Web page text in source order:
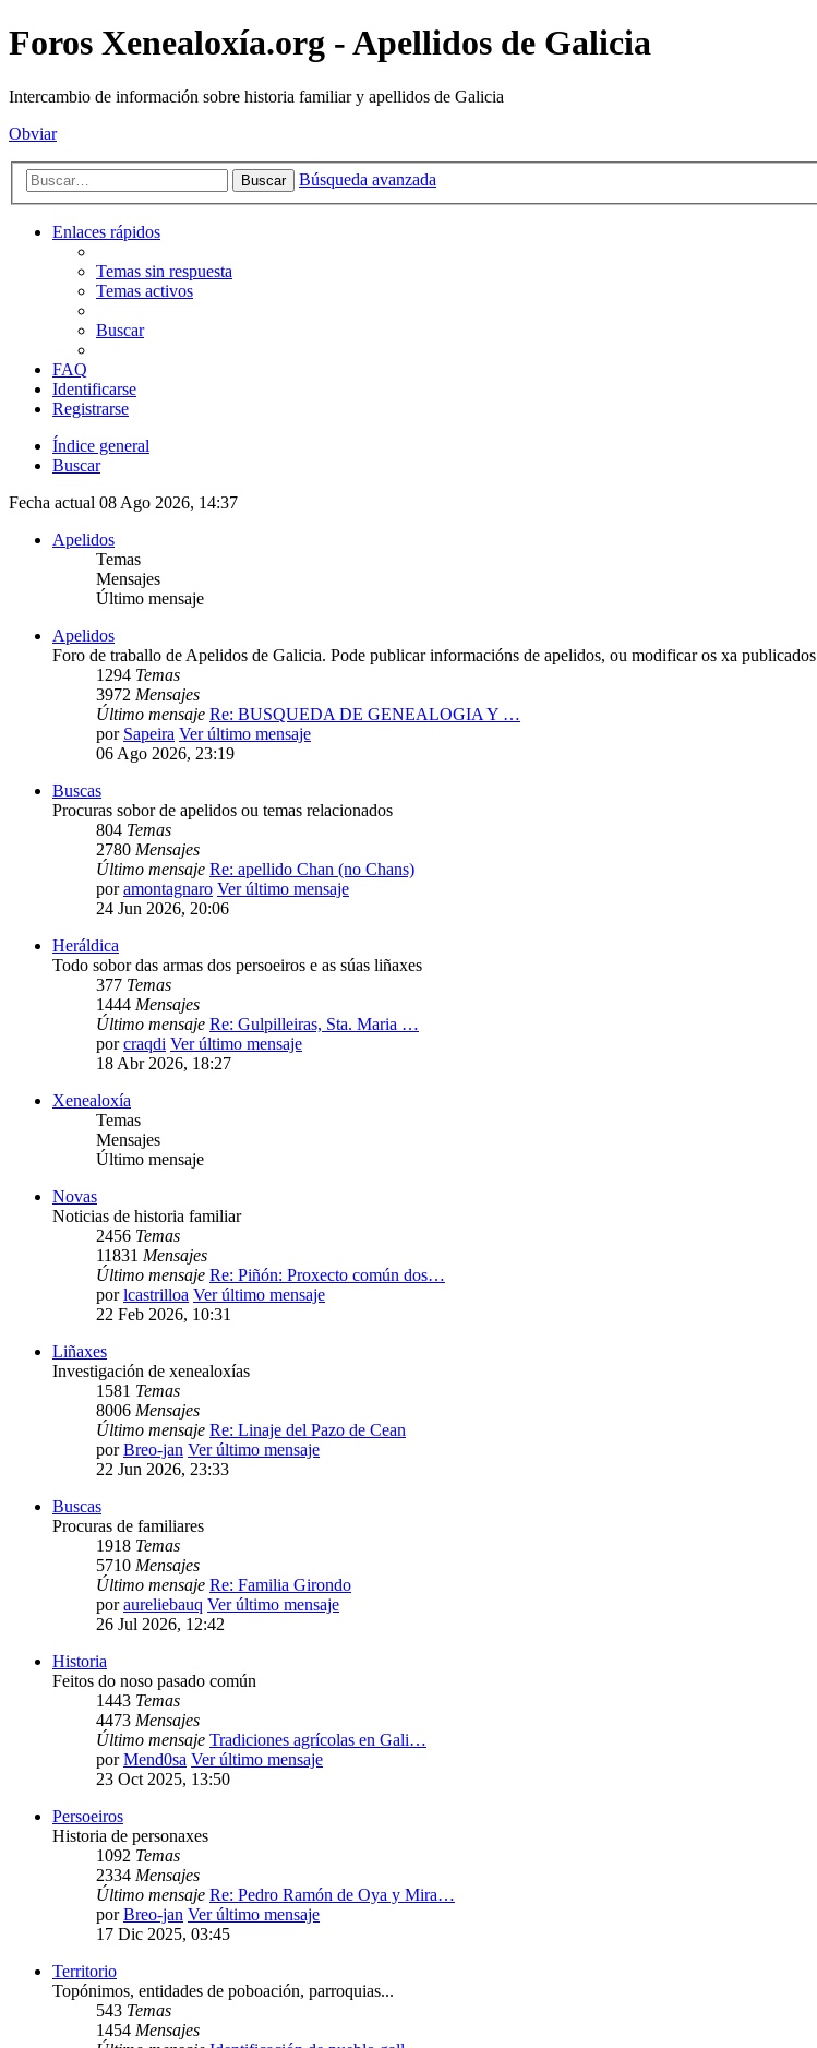
Foros Xenealoxía.org - Apellidos de Galicia
Intercambio de información sobre historia familiar y apellidos de Galicia
Obviar
Buscar Búsqueda avanzada
Enlaces rápidos
Temas sin respuesta
Temas activos
Buscar
FAQ
Identificarse
Registrarse
Índice general
Buscar
Fecha actual 08 Ago 2026, 14:37
Apelidos
Temas
Mensajes
Último mensaje
Apelidos
Foro de traballo de Apelidos de Galicia. Pode publicar informacións de apelidos, ou modificar os xa publicados
1294 Temas
3972 Mensajes
Último mensaje Re: BUSQUEDA DE GENEALOGIA Y …
por Sapeira Ver último mensaje
06 Ago 2026, 23:19
Buscas
Procuras sobor de apelidos ou temas relacionados
804 Temas
2780 Mensajes
Último mensaje Re: apellido Chan (no Chans)
poramontagnaro Ver último mensaje
24 Jun 2026, 20:06
Heráldica
Todo sobor das armas dos persoeiros e as súas liñaxes
377 Temas
1444 Mensajes
Último mensaje Re: Gulpilleiras, Sta. Maria …
porcraqdi Ver último mensaje
18 Abr 2026, 18:27
Xenealoxía
Temas
Mensajes
Último mensaje
Novas
Noticias de historia familiar
2456 Temas
11831 Mensajes
Último mensaje Re: Piñón: Proxecto común dos…
porlcastrilloa Ver último mensaje
22 Feb 2026, 10:31
Liñaxes
Investigación de xenealoxías
1581 Temas
8006 Mensajes
Último mensaje Re: Linaje del Pazo de Cean
porBreo-jan Ver último mensaje
22 Jun 2026, 23:33
Buscas
Procuras de familiares
1918 Temas
5710 Mensajes
Último mensaje Re: Familia Girondo
poraureliebauq Ver último mensaje
26 Jul 2026, 12:42
Historia
Feitos do noso pasado común
1443 Temas
4473 Mensajes
Último mensaje Tradiciones agrícolas en Gali…
porMend0sa Ver último mensaje
23 Oct 2025, 13:50
Persoeiros
Historia de personaxes
1092 Temas
2334 Mensajes
Último mensaje Re: Pedro Ramón de Oya y Mira…
porBreo-jan Ver último mensaje
17 Dic 2025, 03:45
Territorio
Topónimos, entidades de poboación, parroquias...
543 Temas
1454 Mensajes